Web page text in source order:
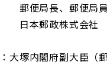
長、郵便局員
政株式会社 曽野
取締役兼
大塚内閣府副大臣（